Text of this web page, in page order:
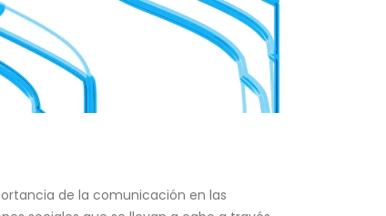
de la comunicación en las